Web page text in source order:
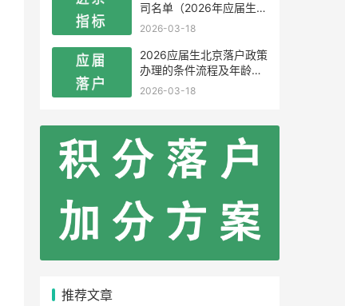
司名单（2026年应届生留
学生）
2026-03-18
2026应届生北京落户政策
办理的条件流程及年龄限
制
2026-03-18
推荐文章